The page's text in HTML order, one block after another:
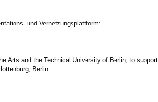
und Vernetzungsplattform:
Arts and the Technical University of Berlin, to support
Berlin.